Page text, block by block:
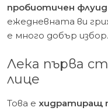
пробиотичен флуид
ежедневната ви
е много добър избор.
Лека първа
лице
Това е хидратиращ